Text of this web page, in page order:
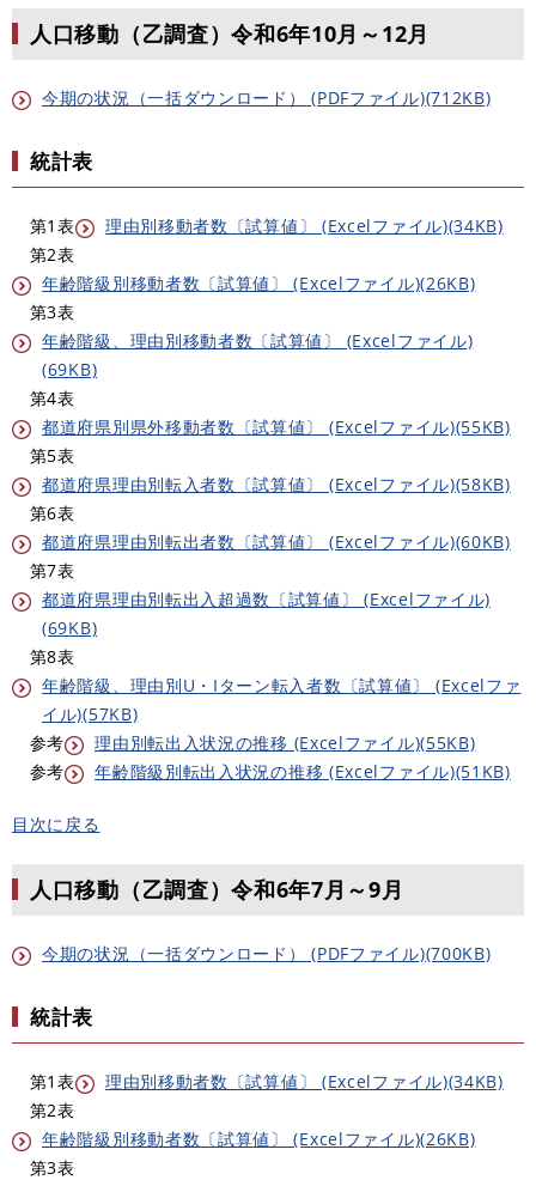
人口移動（乙調査）令和6年10月～12月
今期の状況（一括ダウンロード） (PDFファイル)(712KB)
統計表
第1表
理由別移動者数〔試算値〕 (Excelファイル)(34KB)
第2表
年齢階級別移動者数〔試算値〕 (Excelファイル)(26KB)
第3表
年齢階級、理由別移動者数〔試算値〕 (Excelファイル)
(69KB)
第4表
都道府県別県外移動者数〔試算値〕 (Excelファイル)(55KB)
第5表
都道府県理由別転入者数〔試算値〕 (Excelファイル)(58KB)
第6表
都道府県理由別転出者数〔試算値〕 (Excelファイル)(60KB)
第7表
都道府県理由別転出入超過数〔試算値〕 (Excelファイル)
(69KB)
第8表
年齢階級、理由別U・Iターン転入者数〔試算値〕 (Excelファ
イル)(57KB)
参考
理由別転出入状況の推移 (Excelファイル)(55KB)
参考
年齢階級別転出入状況の推移 (Excelファイル)(51KB)
目次に戻る
人口移動（乙調査）令和6年7月～9月
今期の状況（一括ダウンロード） (PDFファイル)(700KB)
統計表
第1表
理由別移動者数〔試算値〕 (Excelファイル)(34KB)
第2表
年齢階級別移動者数〔試算値〕 (Excelファイル)(26KB)
第3表